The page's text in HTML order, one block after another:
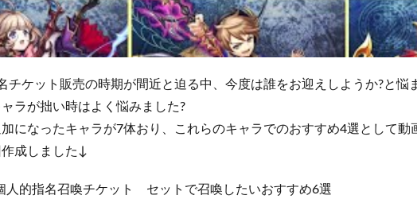
チケット販売の時期が間近と迫る中、今度は誰をお迎えしようか?と悩
ラが拙い時はよく悩みました?
になったキャラが7体おり、これらのキャラでのおすすめ4選として動
成しました↓
人的指名召喚チケット セットで召喚したいおすすめ6選